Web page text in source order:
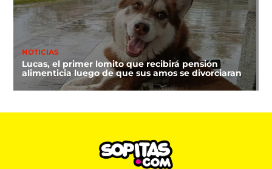
NOTICIAS
Lucas, el primer lomito que recibirá pensión
alimenticia luego de que sus amos se divorciaran